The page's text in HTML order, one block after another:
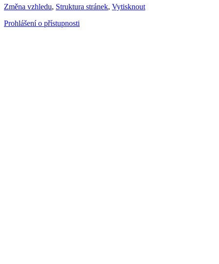
Změna vzhledu, Struktura stránek, Vytisknout
Prohlášení o přístupnosti